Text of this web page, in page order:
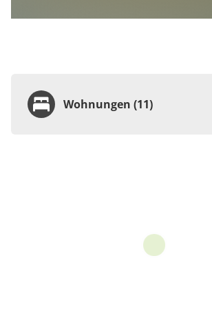
Wohnungen (11)
€130.00pro Einheit/